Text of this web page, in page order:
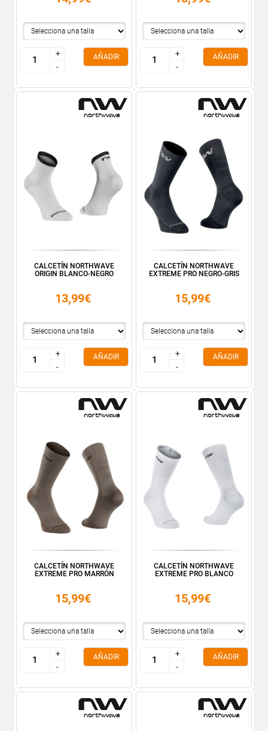
+
-
+
-
AÑADIR
+
-
+
-
AÑADIR
CALCETÍN NORTHWAVE
ORIGIN BLANCO-NEGRO
13,99€
+
-
+
-
AÑADIR
CALCETÍN NORTHWAVE
EXTREME PRO NEGRO-GRIS
15,99€
+
-
+
-
AÑADIR
CALCETÍN NORTHWAVE
EXTREME PRO MARRÓN
15,99€
+
-
+
-
AÑADIR
CALCETÍN NORTHWAVE
EXTREME PRO BLANCO
15,99€
+
-
+
-
AÑADIR